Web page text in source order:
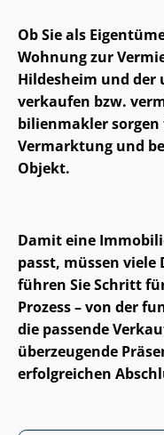
Ob Sie als
Wohnung zur
Hildesheim und der
verkaufen bzw.
bi­li­en­mak­ler
Vermarktung und
Objekt.
Damit eine
passt, müssen
führen Sie Schritt
Prozess – von der
die passende
überzeugende
erfolgreichen